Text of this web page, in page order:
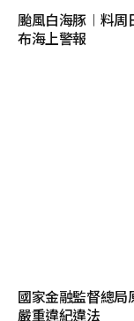
颱風白海豚︱料周
布海上警報
國家金融監督總
嚴重違紀違法